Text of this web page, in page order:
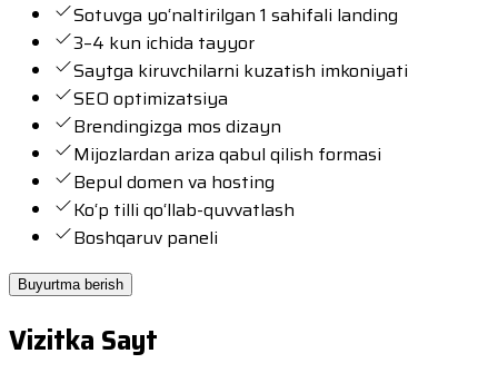
Sotuvga yo‘naltirilgan 1 sahifali landing
3–4 kun ichida tayyor
Saytga kiruvchilarni kuzatish imkoniyati
SEO optimizatsiya
Brendingizga mos dizayn
Mijozlardan ariza qabul qilish formasi
Bepul domen va hosting
Ko‘p tilli qo‘llab-quvvatlash
Boshqaruv paneli
Buyurtma berish
Vizitka Sayt